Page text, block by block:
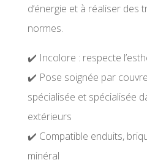
d’énergie et à réaliser des
normes.
✔️ Incolore : respecte
✔️ Pose soignée par
spécialisée et spécialisée
extérieurs
✔️ Compatible enduits,
minéral